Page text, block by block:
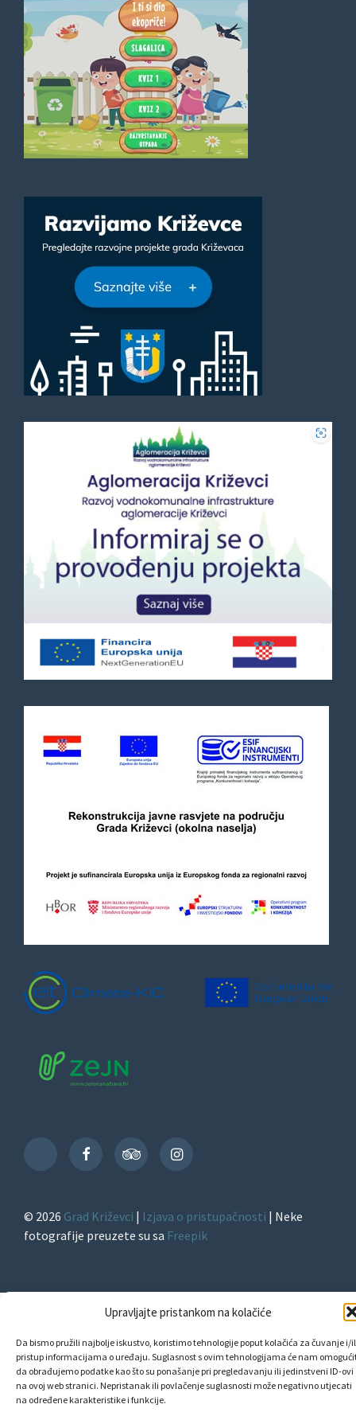
Upravljajte pristankom na kolačiće
Da bismo pružili najbolje iskustvo, koristimo tehnologije poput kolačića za čuvanje i/
pristup informacijama o uređaju. Suglasnost s ovim tehnologijama će nam
da obrađujemo podatke kao što su ponašanje pri pregledavanju ili jedinstveni ID-ovi
na ovoj web stranici. Nepristanak ili povlačenje suglasnosti može negativno utjecati
na određene karakteristike i funkcije.
TikTok
FacebookTripAdvisorInstagram
© 2026 Grad Križevci | Izjava o pristupačnosti | Neke
fotografije preuzete su sa Freepik